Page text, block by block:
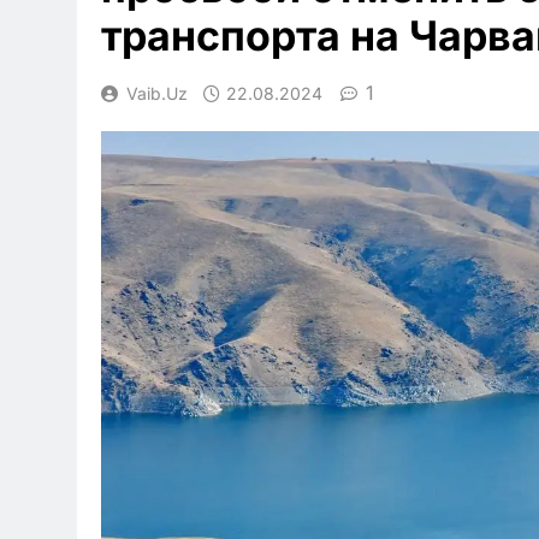
транспорта на
Vaib.uz 22.08.2024 1